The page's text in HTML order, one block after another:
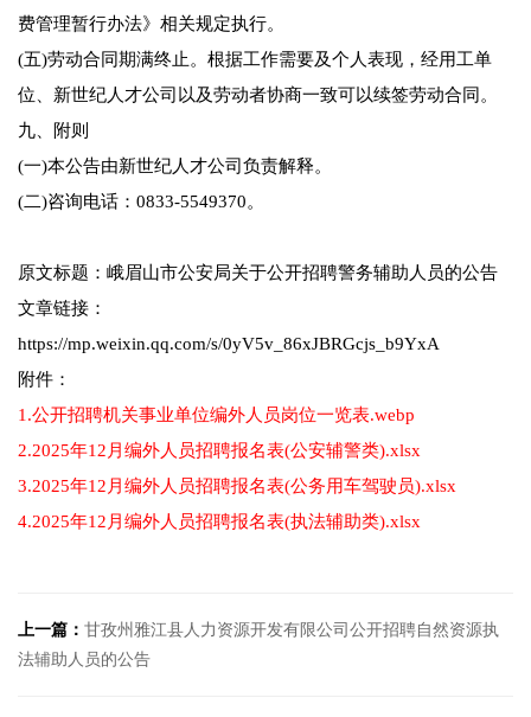
费管理暂行办法》相关规定执行。
(五)劳动合同期满终止。根据工作需要及个人表现，经用工单
位、新世纪人才公司以及劳动者协商一致可以续签劳动合同。
九、附则
(一)本公告由新世纪人才公司负责解释。
(二)咨询电话：0833-5549370。
原文标题：峨眉山市公安局关于公开招聘警务辅助人员的公告
文章链接：
https://mp.weixin.qq.com/s/0yV5v_86xJBRGcjs_b9YxA
附件：
1.公开招聘机关事业单位编外人员岗位一览表.webp
2.2025年12月编外人员招聘报名表(公安辅警类).xlsx
3.2025年12月编外人员招聘报名表(公务用车驾驶员).xlsx
4.2025年12月编外人员招聘报名表(执法辅助类).xlsx
上一篇： 甘孜州雅江县人力资源开发有限公司公开招聘自然资源执
法辅助人员的公告